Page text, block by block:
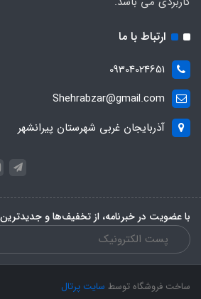
ارتباط با ما
09304024651
Shehrabzar@gmail.com
آذربایجان غربی شهرستان پیرانشهر
با عضویت در خبرنامه، از تخفیف‌ها و
ساخت فروشگاه توسط سایت پرتال